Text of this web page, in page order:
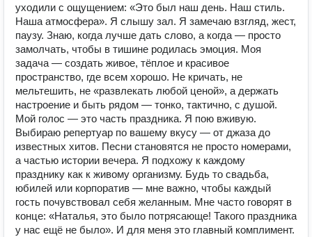
уходили с ощущением: «Это был наш день. Наш стиль.
Наша атмосфера». Я слышу зал. Я замечаю взгляд, жест,
паузу. Знаю, когда лучше дать слово, а когда — просто
замолчать, чтобы в тишине родилась эмоция. Моя
задача — создать живое, тёплое и красивое
пространство, где всем хорошо. Не кричать, не
мельтешить, не «развлекать любой ценой», а держать
настроение и быть рядом — тонко, тактично, с душой.
Мой голос — это часть праздника. Я пою вживую.
Выбираю репертуар по вашему вкусу — от джаза до
известных хитов. Песни становятся не просто номерами,
а частью истории вечера. Я подхожу к каждому
празднику как к живому организму. Будь то свадьба,
юбилей или корпоратив — мне важно, чтобы каждый
гость почувствовал себя желанным. Мне часто говорят в
конце: «Наталья, это было потрясающе! Такого праздника
у нас ещё не было». И для меня это главный комплимент.